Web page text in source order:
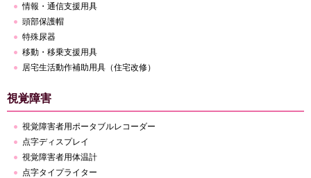
情報・通信支援用具
頭部保護帽
特殊尿器
移動・移乗支援用具
居宅生活動作補助用具（住宅改修）
視覚障害
視覚障害者用ポータブルレコーダー
点字ディスプレイ
視覚障害者用体温計
点字タイプライター